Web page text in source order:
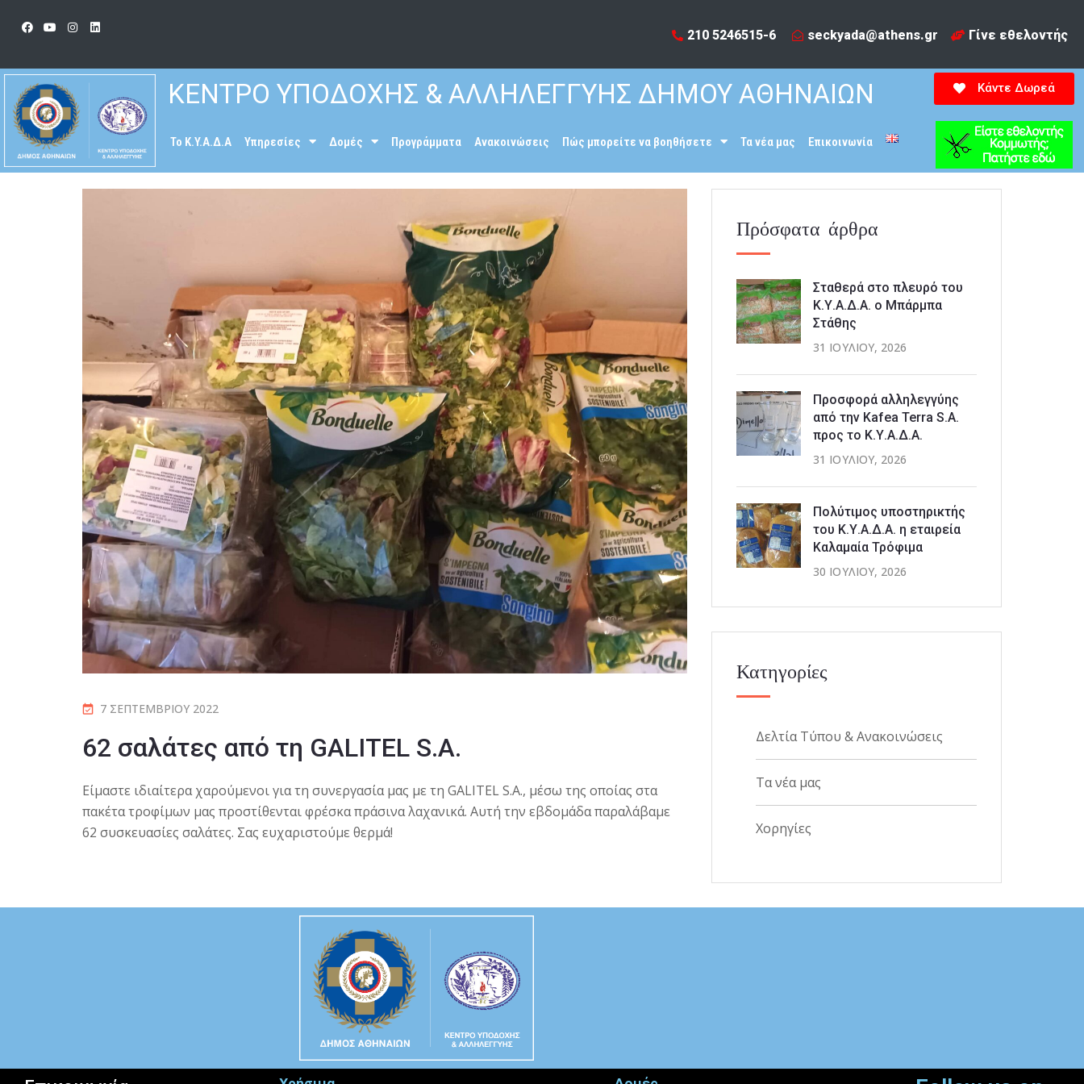
210 5246515-6​ seckyada@athens.gr Γίνε εθελοντής
ΚΕΝΤΡΟ ΥΠΟΔΟΧΗΣ & ΑΛΛΗΛΕΓΓΥΗΣ ΔΗΜΟΥ ΑΘΗΝΑΙΩΝ
To K.Y.A.Δ.Α Υπηρεσίες Δομές Προγράμματα Ανακοινώσεις Πώς μπορείτε να βοηθήσετε Τα νέα μας Επικοινωνία
Κάντε Δωρεά
7 ΣΕΠΤΕΜΒΡΊΟΥ 2022
62 σαλάτες από τη GALITEL S.A.
Eίμαστε ιδιαίτερα χαρούμενοι για τη συνεργασία μας με τη GALITEL S.A., μέσω της οποίας στα
πακέτα τροφίμων μας προστίθενται φρέσκα πράσινα λαχανικά. Αυτή την εβδομάδα παραλάβαμε
62 συσκευασίες σαλάτες. Σας ευχαριστούμε θερμά!
Πρόσφατα άρθρα
Σταθερά στο πλευρό του
Κ.Υ.Α.Δ.Α. ο Μπάρμπα
Στάθης
31 ΙΟΥΛΊΟΥ, 2026
Προσφορά αλληλεγγύης
από την Kafea Terra S.A.
προς το Κ.Υ.Α.Δ.Α.
31 ΙΟΥΛΊΟΥ, 2026
Πολύτιμος υποστηρικτής
του Κ.Υ.Α.Δ.Α. η εταιρεία
Καλαμαία Τρόφιμα
30 ΙΟΥΛΊΟΥ, 2026
Κατηγορίες
Δελτία Τύπου & Ανακοινώσεις
Τα νέα μας
Χορηγίες